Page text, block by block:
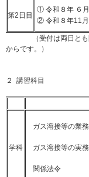
第2日目
① 令和８年 ６
② 令和８年11
（受付は両日とも開
からです。）
２ 講習科目
学科
ガス溶接等の業
ガス溶接等の実
関係法令